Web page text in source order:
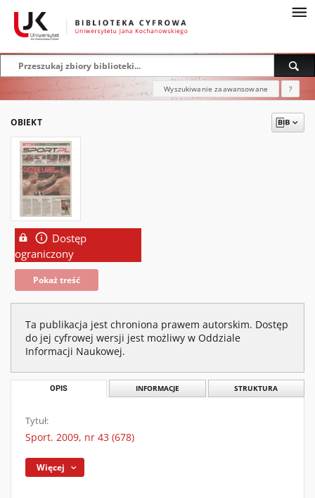
Wyszukiwanie zaawansowane ?
OBIEKT
Dostęp
ograniczony
Pokaż treść
Ta publikacja jest chroniona prawem autorskim. Dostęp
do jej cyfrowej wersji jest możliwy w Oddziale
Informacji Naukowej.
OPIS INFORMACJE STRUKTURA
Tytuł:
Sport. 2009, nr 43 (678)
Więcej